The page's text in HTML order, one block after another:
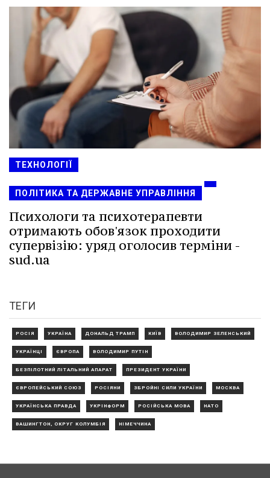
ТЕХНОЛОГІЇ
ПОЛІТИКА ТА ДЕРЖАВНЕ УПРАВЛІННЯ
Психологи та психотерапевти
отримають обов'язок проходити
супервізію: уряд оголосив терміни -
sud.ua
ТЕГИ
РОСІЯ УКРАЇНА ДОНАЛЬД ТРАМП КИЇВ ВОЛОДИМИР ЗЕЛЕНСЬКИЙ
УКРАЇНЦІ ЄВРОПА ВОЛОДИМИР ПУТІН
БЕЗПІЛОТНИЙ ЛІТАЛЬНИЙ АПАРАТ ПРЕЗИДЕНТ УКРАЇНИ
ЄВРОПЕЙСЬКИЙ СОЮЗ РОСІЯНИ ЗБРОЙНІ СИЛИ УКРАЇНИ МОСКВА
УКРАЇНСЬКА ПРАВДА УКРІНФОРМ РОСІЙСЬКА МОВА НАТО
ВАШИНГТОН, ОКРУГ КОЛУМБІЯ НІМЕЧЧИНА